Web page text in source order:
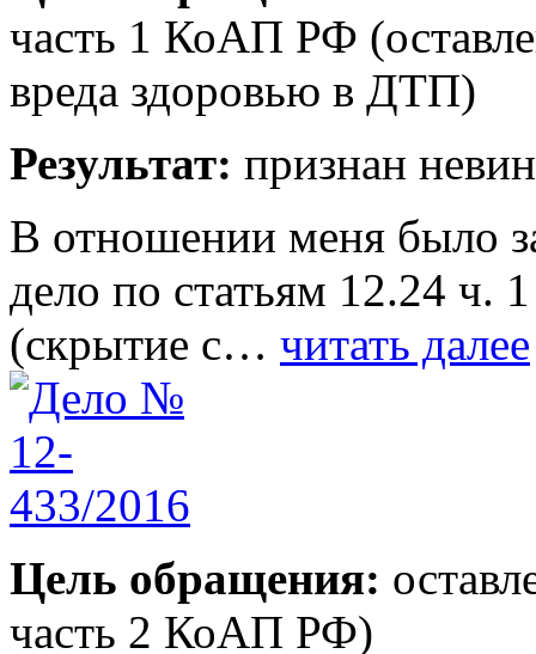
часть 1 КоАП РФ
вреда здоровью в ДТП)
Результат: признан
В отношении меня было
дело по статьям 12.24
(скрытие с… читать далее
Цель обращения:
часть 2 КоАП РФ)